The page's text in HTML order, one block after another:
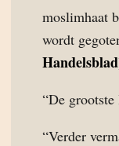
moslimhaat
wordt
Handelsblad
“De
“Verder